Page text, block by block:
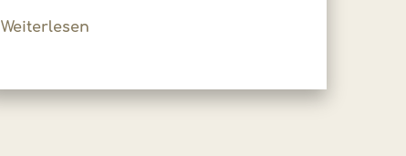
Weiterlesen